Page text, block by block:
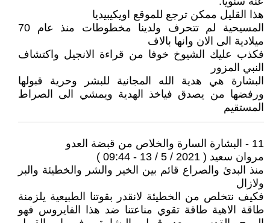
هذا القليل ممكن ترجع للموقع اويكيبيديا
المسيحية لم تتحرف ولدينا مخطوطات منذ عام 70
ميلادية الى الان وانها بالاف
فكذب عليك الشيوخ خوفا من قراءة الانجيل واكتشاف
النبي المزور
البشارة هي هدية الله المجانية للبشر وحرية قبولها
ورفضها من يصدق فياخذ الهدية ويمشي الى الصراط
المستقيم
11 - البشارة السارة والخلاص من قبضة العدو
مروان سعيد ( 2021 / 5 / 13 - 09:44 )
منذ البدئ والصراع قائم بين الخير والشر والخطيئة والبر
ولازال
فكيف نتخلص من الخطيئة لانقدر بقوتنا الطبيعية يلزمنة
طاقة الاهية طاقة تقوي مناعتنا ضد هذا الفايروس فهو